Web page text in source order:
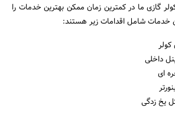
گازی ما در کمترین زمان ممکن بهترین خدمات را
خدمات شامل اقدامات زیر هستند:
داخلی
ای
یخ زدگی